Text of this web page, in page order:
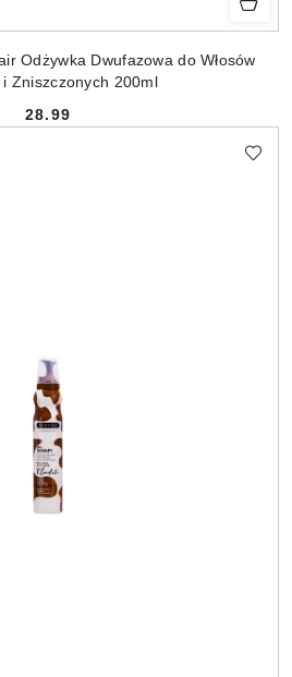
Odżywka Dwufazowa do Włosów
i Zniszczonych 200ml
Cena:
28.99